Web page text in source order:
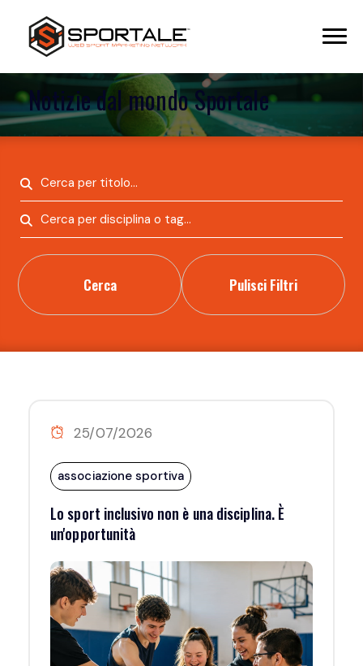
Notizie dal mondo Sportale
Cerca Pulisci Filtri
25/07/2026
associazione sportiva
Lo sport inclusivo non è una disciplina. È
un'opportunità